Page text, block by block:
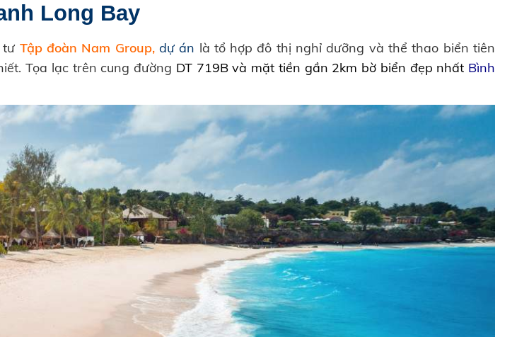
Long Bay
tư Tập đoàn Nam Group, dự án là tổ hợp đô thị nghỉ dưỡng và thể thao biển tiên
Tọa lạc trên cung đường DT 719B và mặt tiền gần 2km bờ biển đẹp nhất Bình